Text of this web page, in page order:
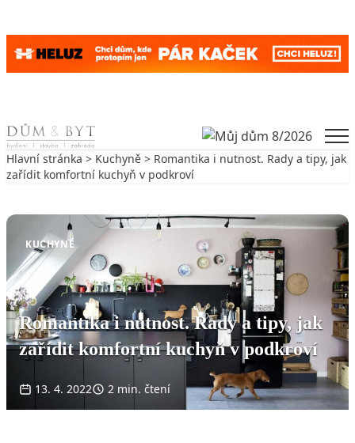
Skip to content
Hlavní stránka > Kuchyně > Romantika i nutnost. Rady a tipy, jak
zařídit komfortní kuchyň v podkroví
KUCHYNĚ
Romantika i nutnost. Rady a tipy, jak
zařídit komfortní kuchyň v podkroví
13. 4. 2022 2 min. čtení